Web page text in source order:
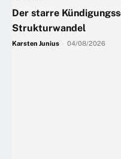
Der starre
Strukturwandel
Karsten Junius 04/08/2026